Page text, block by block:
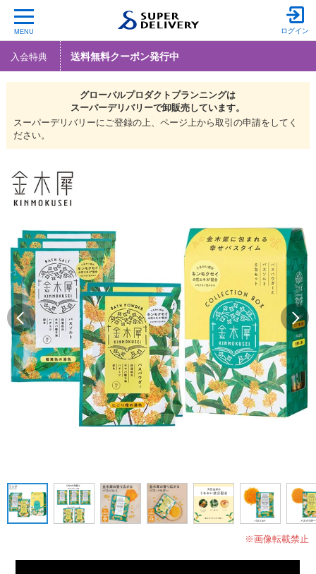
MENU ログイン
入会特典 送料無料クーポン発行中
グローバルプロダクトプランニングは
スーパーデリバリーで卸販売しています。
スーパーデリバリーにご登録の上、ページ上から取引の申請をしてく
ださい。
※画像転載禁止